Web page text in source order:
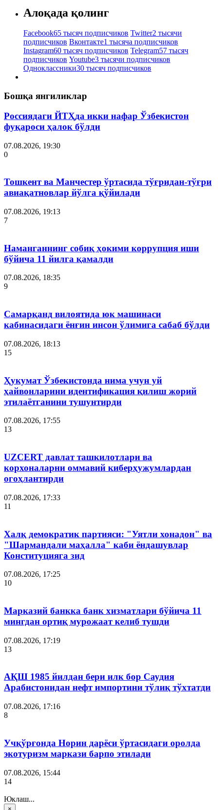
Алоқада қолинг
Facebook65 тысяч подписчиков Twitter2 тысячи
подписчиков Вконтакте1 тысяча подписчиков
Instagram60 тысяч подписчиков Telegram57 тысяч
подписчиков Youtube3 тысячи подписчиков
Одноклассники30 тысяч подписчиков
Бошқа янгиликлар
Россиядаги ЙТҲда икки нафар Ўзбекистон
фуқароси ҳалок бўлди
07.08.2026, 19:30
0
Тошкент ва Манчестер ўртасида тўғридан-тўғри
авиақатновлар йўлга қўйилади
07.08.2026, 19:13
7
Наманганнинг собиқ ҳокими коррупция иши
бўйича 11 йилга қамалди
07.08.2026, 18:35
9
Самарқанд вилоятида юк машинаси
кабинасидаги ёнғин инсон ўлимига сабаб бўлди
07.08.2026, 18:13
15
Ҳукумат Ўзбекистонда нима учун уй
ҳайвонларини идентификация қилиш жорий
этилаётганини тушунтирди
07.08.2026, 17:55
13
UZCERT давлат ташкилотлари ва
корхоналарни оммавий киберҳужумлардан
огоҳлантирди
07.08.2026, 17:33
11
Халқ демократик партияси: "Уятли хонадон" ва
"Шармандали маҳалла" каби ёндашувлар
Конституцияга зид
07.08.2026, 17:25
10
Марказий банкка банк хизматлари бўйича 11
мингдан ортиқ мурожаат келиб тушди
07.08.2026, 17:19
13
АҚШ 1985 йилдан бери илк бор Саудия
Арабистонидан нефт импортини тўлиқ тўхтатди
07.08.2026, 17:16
8
Учқўрғонда Норин дарёси ўртасидаги оролда
экотуризм маркази барпо этилади
07.08.2026, 15:44
14
Юклаш...